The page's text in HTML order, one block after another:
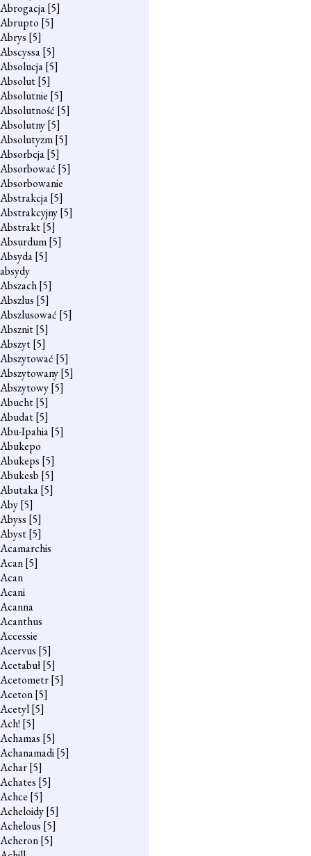
Abrogacja[5]
Abrupto [5]
Abrys [5]
Abscyssa[5]
Absolucja[5]
Absolut[5]
Absolutnie [5]
Absolutność [5]
Absolutny[5]
Absolutyzm[5]
Absorbcja[5]
Absorbować [5]
Absorbowanie
Abstrakcja[5]
Abstrakcyjny[5]
Abstrakt[5]
Absurdum[5]
Absyda[5]
absydy
Abszach[5]
Abszlus [5]
Abszlusować [5]
Absznit[5]
Abszyt[5]
Abszytować [5]
Abszytowany[5]
Abszytowy[5]
Abucht[5]
Abudat[5]
Abu-Ipahia[5]
Abukepo
Abukeps [5]
Abukesb [5]
Abutaka[5]
Aby[5]
Abyss [5]
Abyst[5]
Acamarchis
Acan[5]
Acan
Acani
Acanna
Acanthus
Accessie
Acervus [5]
Acetabuł[5]
Acetometr[5]
Aceton[5]
Acetyl[5]
Ach! [5]
Achamas [5]
Achanamadi[5]
Achar[5]
Achates [5]
Achce [5]
Acheloidy[5]
Achelous [5]
Acheron[5]